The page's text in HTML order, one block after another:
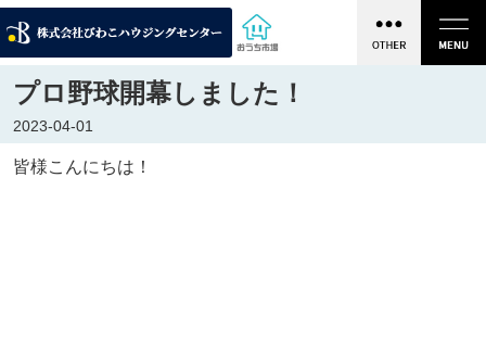
プロ野球開幕しました！
2023-04-01
皆様こんにちは！